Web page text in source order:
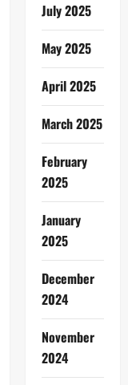
July 2025
May 2025
April 2025
March 2025
February
2025
January
2025
December
2024
November
2024